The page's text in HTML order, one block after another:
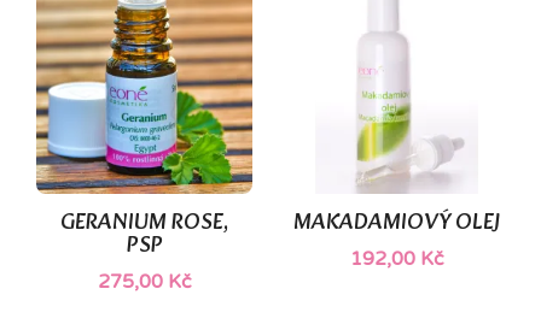
GERANIUM ROSE,
PSP
275,00 Kč
MAKADAMIOVÝ OLEJ
192,00 Kč